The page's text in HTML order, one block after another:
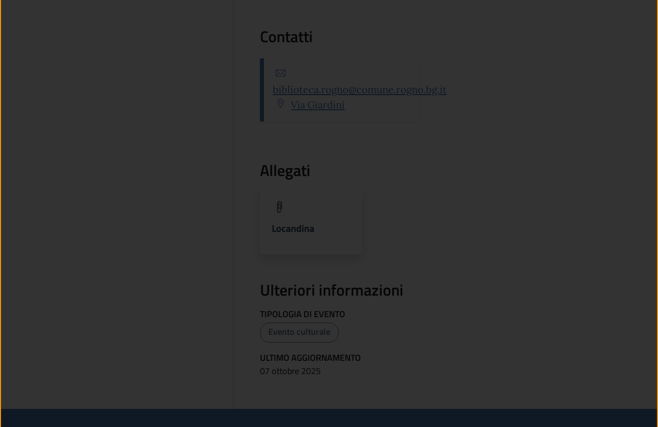
Contatti
biblioteca.rogno@comune.rogno.bg.it
Indirizzo:
Via Giardini
Allegati
Locandina
(apre in un'altra scheda).
Ulteriori informazioni
TIPOLOGIA DI EVENTO
Evento culturale
ULTIMO AGGIORNAMENTO
07 ottobre 2025